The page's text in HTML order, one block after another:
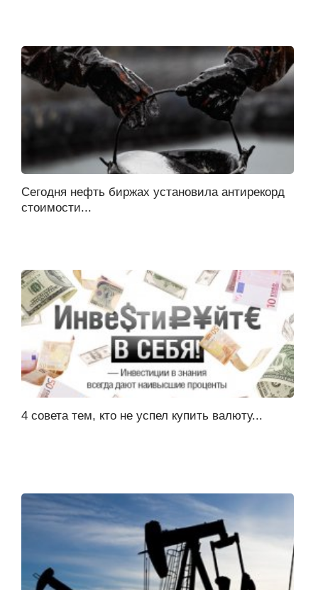
Сегодня нефть биржах установила антирекорд
стоимости...
4 совета тем, кто не успел купить валюту...